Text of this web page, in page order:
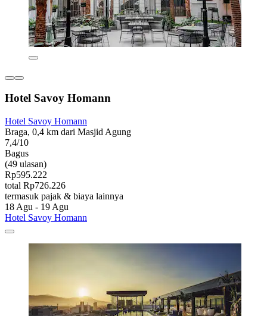
Hotel Savoy Homann
Hotel Savoy Homann
Braga, 0,4 km dari Masjid Agung
7,4/10
Bagus
(49 ulasan)
Rp595.222
total Rp726.226
termasuk pajak & biaya lainnya
18 Agu - 19 Agu
Hotel Savoy Homann